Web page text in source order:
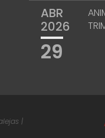
ABR
2026
29
|